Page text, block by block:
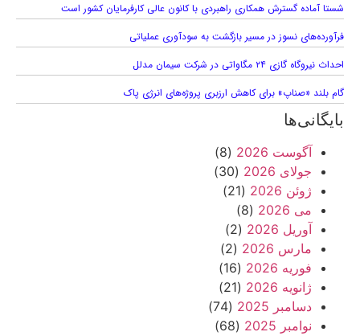
شستا آماده گسترش همکاری راهبردی با کانون عالی کارفرمایان کشور است
فرآورده‌های نسوز در مسیر بازگشت به سودآوری عملیاتی
احداث نیروگاه گازی ۲۴ مگاواتی در شرکت سیمان مدلل
گام بلند «صناپ» برای کاهش ارزبری پروژه‌های انرژی پاک
بایگانی‌ها
آگوست 2026
(8)
جولای 2026
(30)
ژوئن 2026
(21)
می 2026
(8)
آوریل 2026
(2)
مارس 2026
(2)
فوریه 2026
(16)
ژانویه 2026
(21)
دسامبر 2025
(74)
نوامبر 2025
(68)